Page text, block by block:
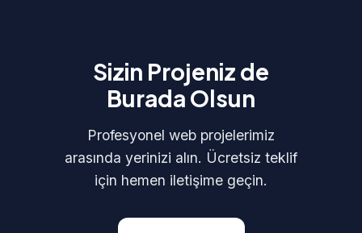
Sizin Projeniz de
Burada Olsun
Profesyonel web projelerimiz
arasında yerinizi alın. Ücretsiz teklif
için hemen iletişime geçin.